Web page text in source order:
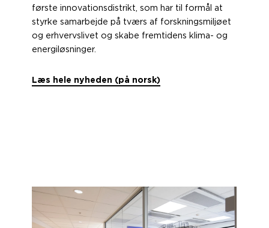
første innovationsdistrikt, som har til formål at
styrke samarbejde på tværs af forskningsmiljøet
og erhvervslivet og skabe fremtidens klima- og
energiløsninger.
Læs hele nyheden (på norsk)